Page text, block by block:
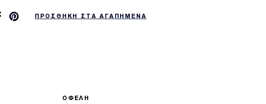
ΠΡΟΣΘΗΚΗ ΣΤΑ ΑΓΑΠΗΜΕΝΑ
ΟΦΕΛΗ